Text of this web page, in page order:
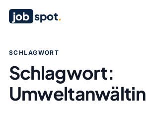
job spot.
SCHLAGWORT
Schlagwort:
Umweltanwältin